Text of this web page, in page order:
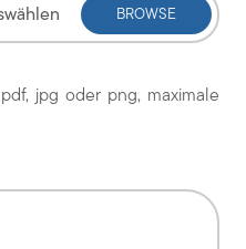
jpg oder png, maximale